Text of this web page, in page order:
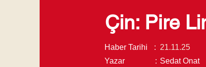
Çin: Pire
Haber Tarihi : 21.11.25
Yazar
: Sedat Onat